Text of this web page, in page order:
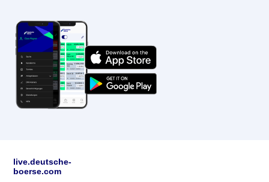
live.deutsche-
boerse.com